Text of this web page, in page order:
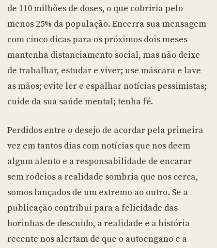
de 110 milhões de doses, o que cobriria pelo
menos 25% da população. Encerra sua mensagem
com cinco dicas para os próximos dois meses –
mantenha distanciamento social, mas não deixe
de trabalhar, estudar e viver; use máscara e lave
as mãos; evite ler e espalhar notícias pessimistas;
cuide da sua saúde mental; tenha fé.
Perdidos entre o desejo de acordar pela primeira
vez em tantos dias com notícias que nos deem
algum alento e a responsabilidade de encarar
sem rodeios a realidade sombria que nos cerca,
somos lançados de um extremo ao outro. Se a
publicação contribui para a felicidade das
horinhas de descuido, a realidade e a história
recente nos alertam de que o autoengano e a